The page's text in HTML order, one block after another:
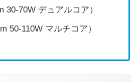
30-70W デュアルコア）
50-110W マルチコア）